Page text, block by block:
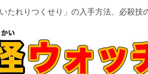
たれりつくせり」の入手方法、必殺技